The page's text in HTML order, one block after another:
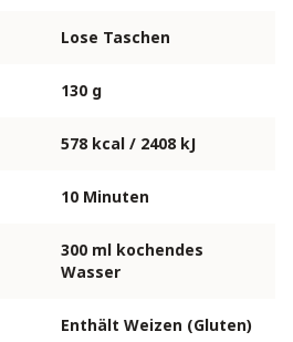
Lose Taschen
130 g
578 kcal / 2408 kJ
10 Minuten
300 ml kochendes
Wasser
Enthält Weizen (Gluten)